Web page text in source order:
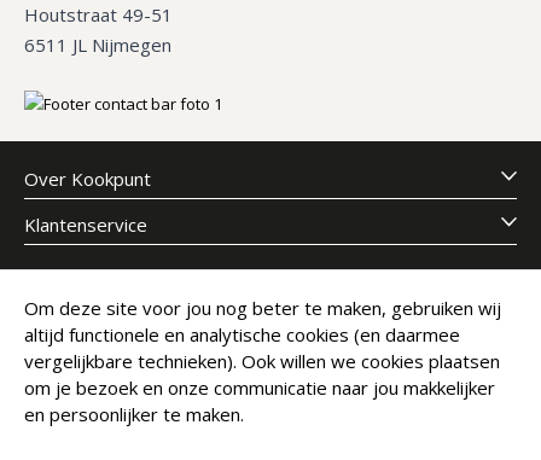
Houtstraat 49-51
6511 JL Nijmegen
Over Kookpunt
Klantenservice
Meld je aan voor onze nieuwsbrief
E-mailadres
Abonneer
Om deze site voor jou nog beter te maken, gebruiken wij
altijd functionele en analytische cookies (en daarmee
vergelijkbare technieken). Ook willen we cookies plaatsen
om je bezoek en onze communicatie naar jou makkelijker
en persoonlijker te maken.